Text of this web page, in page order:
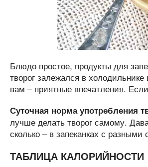
Блюдо простое, продукты для
творог залежался в
вам – приятные впечатления.
Суточная норма употребления
лучше делать творог самому.
сколько – в запеканках с
ТАБЛИЦА КАЛОРИЙНОСТИ